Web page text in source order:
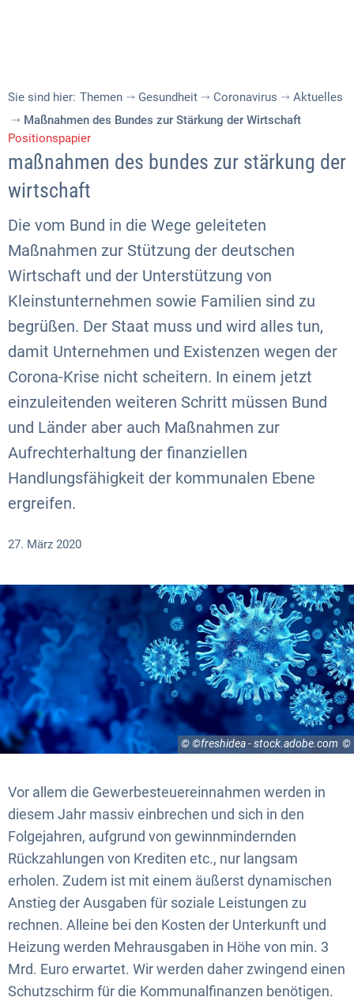
Sie sind hier: Themen Gesundheit Coronavirus
Aktuelles
Maßnahmen des Bundes zur Stärkung der Wirtschaft
Positionspapier
maßnahmen des bundes zur stärkung der
wirtschaft
Die vom Bund in die Wege geleiteten
Maßnahmen zur Stützung der deutschen
Wirtschaft und der Unterstützung von
Kleinstunternehmen sowie Familien sind zu
begrüßen. Der Staat muss und wird alles tun,
damit Unternehmen und Existenzen wegen der
Corona-Krise nicht scheitern. In einem jetzt
einzuleitenden weiteren Schritt müssen Bund
und Länder aber auch Maßnahmen zur
Aufrechterhaltung der finanziellen
Handlungsfähigkeit der kommunalen Ebene
ergreifen.
27. März 2020
© ©freshidea - stock.adobe.com
Vor allem die Gewerbesteuereinnahmen werden in
diesem Jahr massiv einbrechen und sich in den
Folgejahren, aufgrund von gewinnmindernden
Rückzahlungen von Krediten etc., nur langsam
erholen. Zudem ist mit einem äußerst dynamischen
Anstieg der Ausgaben für soziale Leistungen zu
rechnen. Alleine bei den Kosten der Unterkunft und
Heizung werden Mehrausgaben in Höhe von min. 3
Mrd. Euro erwartet. Wir werden daher zwingend einen
Schutzschirm für die Kommunalfinanzen benötigen.